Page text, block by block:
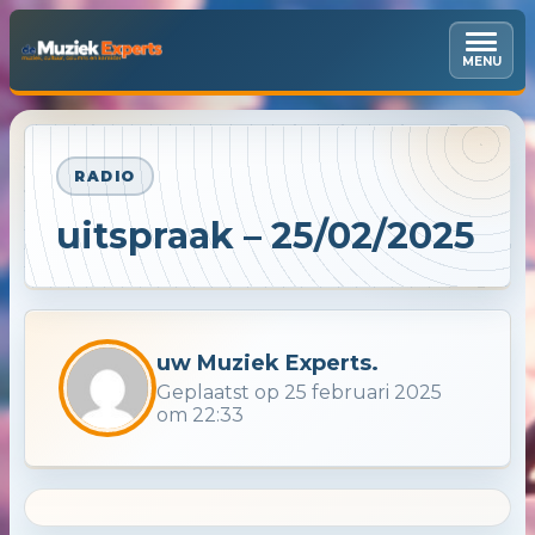
MENU
RADIO
uitspraak – 25/02/2025
uw Muziek Experts.
Geplaatst op 25 februari 2025
om 22:33